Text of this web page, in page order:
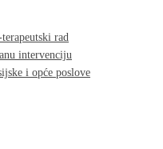
rad
intervenciju
i opće poslove